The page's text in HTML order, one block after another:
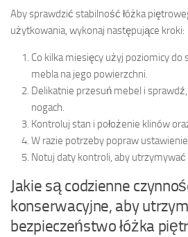
Aby sprawdzić stabilność łóżka
użytkowania, wykonaj następujące kroki:
Co kilka miesięcy użyj poziomicy do
mebla na jego powierzchni.
Delikatnie przesuń mebel i
nogach.
Kontroluj stan i położenie klinów
W razie potrzeby popraw
Notuj daty kontroli, aby
Jakie są codzienne
konserwacyjne, aby
bezpieczeństwo łóżka